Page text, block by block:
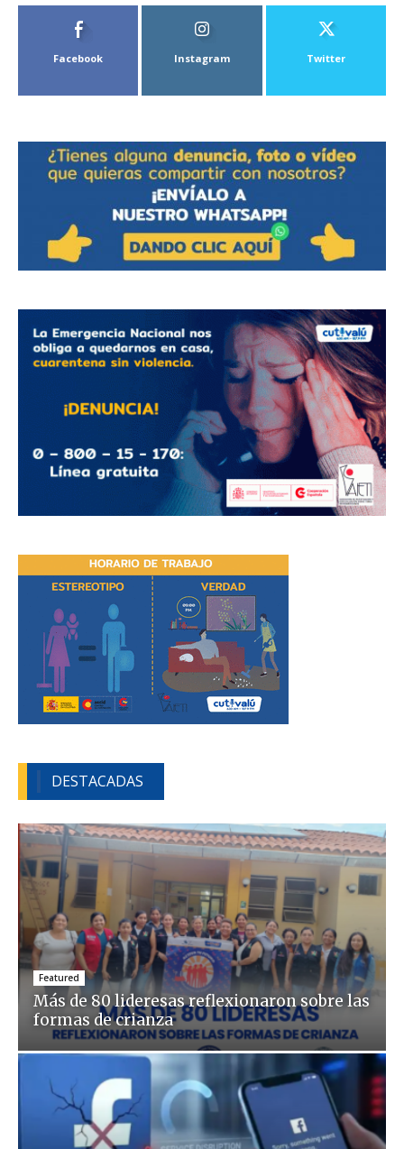
DESTACADAS
Featured
Más de 80 lideresas reflexionaron sobre las
formas de crianza